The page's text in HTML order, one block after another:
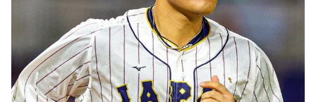
てるらしい！ｗ」外国人が驚いた日本の商品と
は・・・？【海外の反応】
▶ 英国人「安心感が違う」冨安健洋、パレス移籍当日にデ
ビュー！圧巻3連続ブロックも披露で現地サポが気づく..
【海外の反応】